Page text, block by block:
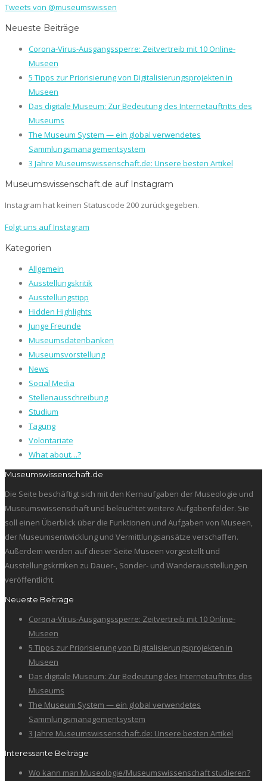
Tweets von @museumswissen
Neueste Beiträge
Corona-Virus-Ausgangssperre: Zeitvertreib mit 10 Online-
Museen
5 Tipps zur Priorisierung von Digitalisierungsprojekten in
Museen
Das digitale Museum: Zur Bedeutung des Internetauftritts des
Museums
The Museum System — ein global verwendetes
Sammlungsmanagementsystem
3 Jahre Museumswissenschaft.de: Unsere besten Artikel
Museumswissenschaft.de auf Instagram
Instagram hat keinen Statuscode 200 zurückgegeben.
Folgt uns auf Instagram
Kategorien
Allgemein
Ausstellungskritik
Ausstellungstipp
Hidden Highlights
Junge Freunde
Museumsdatenbanken
Museumsvorstellung
News
Social Media
Stellenausschreibung
Studium
Tagung
Volontariate
What about…?
Museumswissenschaft.de
Die Seite beschäftigt sich mit den Kernaufgaben der Museologie und
Museumswissenschaft und beleuchtet weitere Aufgabenfelder. Sie
soll einen Überblick über die Funktionen und Aufgaben von Museen,
der Museumsentwicklung und Vermittlungsansätze verschaffen.
Außerdem werden auf dieser Seite Museen vorgestellt und
Ausstellungskritiken zu Dauer-, Sonder- und Wanderausstellungen
veröffentlicht.
Neueste Beiträge
Corona-Virus-Ausgangssperre: Zeitvertreib mit 10 Online-
Museen
5 Tipps zur Priorisierung von Digitalisierungsprojekten in
Museen
Das digitale Museum: Zur Bedeutung des Internetauftritts des
Museums
The Museum System — ein global verwendetes
Sammlungsmanagementsystem
3 Jahre Museumswissenschaft.de: Unsere besten Artikel
Interessante Beiträge
Wo kann man Museologie/Museumswissenschaft studieren?